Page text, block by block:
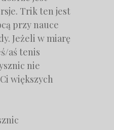
Trik ten jest
przy nauce
Jeżeli w miarę
aś tenis
nie
większych